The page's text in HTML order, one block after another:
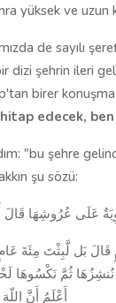
yüksek ve
de sayılı
dizi şehrin ileri
birer
edecek,
"bu şehre
şu sözü:
قَالَ بَل لَّبِثْتَ مِئَةَ
ثُمَّ نَكْسُوهَا
أَعْلَمُ أَنَّ